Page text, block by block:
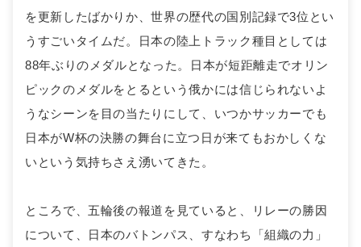
を更新したばかりか、世界の歴代の国別記録で3位とい
うすごいタイムだ。日本の陸上トラック種目としては
88年ぶりのメダルとなった。日本が短距離走でオリン
ピックのメダルをとるという俄かには信じられないよ
うなシーンを目の当たりにして、いつかサッカーでも
日本がW杯の決勝の舞台に立つ日が来てもおかしくな
いという気持ちさえ湧いてきた。
ところで、五輪後の報道を見ていると、リレーの勝因
について、日本のバトンパス、すなわち「組織の力」